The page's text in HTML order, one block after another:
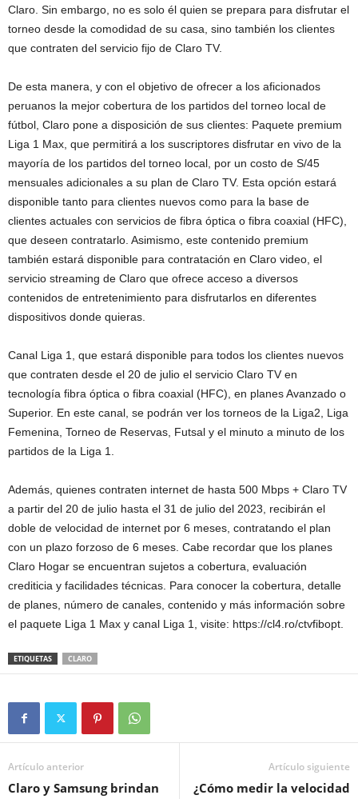
Claro. Sin embargo, no es solo él quien se prepara para disfrutar el
torneo desde la comodidad de su casa, sino también los clientes
que contraten del servicio fijo de Claro TV.
De esta manera, y con el objetivo de ofrecer a los aficionados
peruanos la mejor cobertura de los partidos del torneo local de
fútbol, Claro pone a disposición de sus clientes: Paquete premium
Liga 1 Max, que permitirá a los suscriptores disfrutar en vivo de la
mayoría de los partidos del torneo local, por un costo de S/45
mensuales adicionales a su plan de Claro TV. Esta opción estará
disponible tanto para clientes nuevos como para la base de
clientes actuales con servicios de fibra óptica o fibra coaxial (HFC),
que deseen contratarlo. Asimismo, este contenido premium
también estará disponible para contratación en Claro video, el
servicio streaming de Claro que ofrece acceso a diversos
contenidos de entretenimiento para disfrutarlos en diferentes
dispositivos donde quieras.
Canal Liga 1, que estará disponible para todos los clientes nuevos
que contraten desde el 20 de julio el servicio Claro TV en
tecnología fibra óptica o fibra coaxial (HFC), en planes Avanzado o
Superior. En este canal, se podrán ver los torneos de la Liga2, Liga
Femenina, Torneo de Reservas, Futsal y el minuto a minuto de los
partidos de la Liga 1.
Además, quienes contraten internet de hasta 500 Mbps + Claro TV
a partir del 20 de julio hasta el 31 de julio del 2023, recibirán el
doble de velocidad de internet por 6 meses, contratando el plan
con un plazo forzoso de 6 meses. Cabe recordar que los planes
Claro Hogar se encuentran sujetos a cobertura, evaluación
crediticia y facilidades técnicas. Para conocer la cobertura, detalle
de planes, número de canales, contenido y más información sobre
el paquete Liga 1 Max y canal Liga 1, visite: https://cl4.ro/ctvfibopt.
ETIQUETAS CLARO
Artículo anterior
Claro y Samsung brindan
Artículo siguiente
¿Cómo medir la velocidad